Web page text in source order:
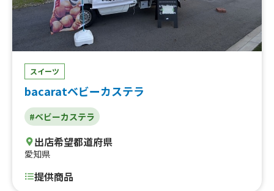
スイーツ
bacaratベビーカステラ
#ベビーカステラ
出店希望都道府県
愛知県
提供商品